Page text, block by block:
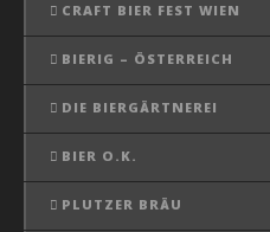
CRAFT BIER FEST WIEN
BIERIG – ÖSTERREICH
DIE BIERGÄRTNEREI
BIER O.K.
PLUTZER BRÄU